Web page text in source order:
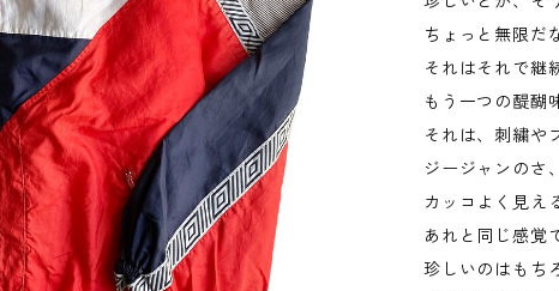
ちょっと無限だ
それはそれで継
もう一つの醍醐
それは、刺繍や
ジージャンのさ
カッコよく見え
あれと同じ感覚
珍しいのはもち